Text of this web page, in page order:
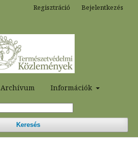
Archívum Információk
Keresés
Regisztráció Bejelentkezés